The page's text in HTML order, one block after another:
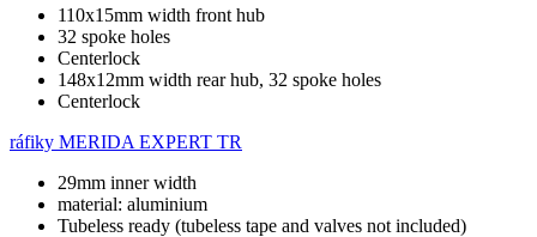
110x15mm width front hub
32 spoke holes
Centerlock
148x12mm width rear hub, 32 spoke holes
Centerlock
ráfiky MERIDA EXPERT TR
29mm inner width
material: aluminium
Tubeless ready (tubeless tape and valves not included)